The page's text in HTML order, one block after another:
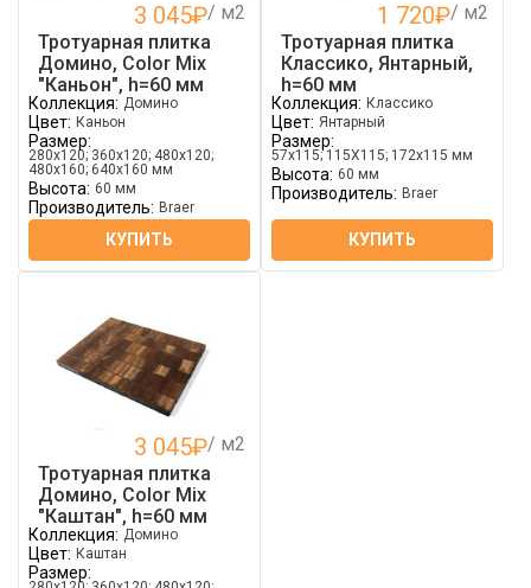
3 045₽/ м2
Тротуарная плитка
Домино, Color Mix
"Каньон", h=60 мм
Коллекция: Домино
Цвет: Каньон
Размер:
280х120; 360х120; 480х120;
480х160; 640х160 мм
Высота: 60 мм
Производитель: Braer
КУПИТЬ
1 720₽/ м2
Тротуарная плитка
Классико, Янтарный,
h=60 мм
Коллекция: Классико
Цвет: Янтарный
Размер:
57х115; 115Х115; 172х115 мм
Высота: 60 мм
Производитель: Braer
КУПИТЬ
3 045₽/ м2
Тротуарная плитка
Домино, Color Mix
"Каштан", h=60 мм
Коллекция: Домино
Цвет: Каштан
Размер: